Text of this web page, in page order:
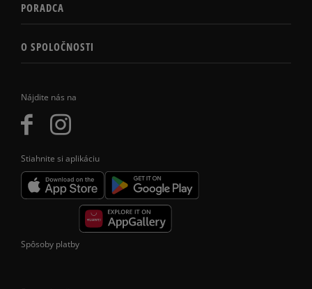
Nájdite nás na
Stiahnite si aplikáciu
PORADCA
O SPOLOČNOSTI
Spôsoby platby